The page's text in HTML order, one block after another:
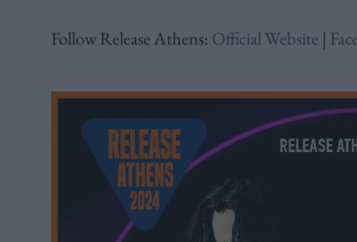
Follow Release Athens: Official Website |